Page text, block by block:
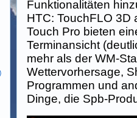
Funktionalitäten
HTC: TouchFLO 3D
Touch Pro bieten
Terminansicht
mehr als der WM-
Wettervorhersage,
Programmen und
Dinge, die Spb-